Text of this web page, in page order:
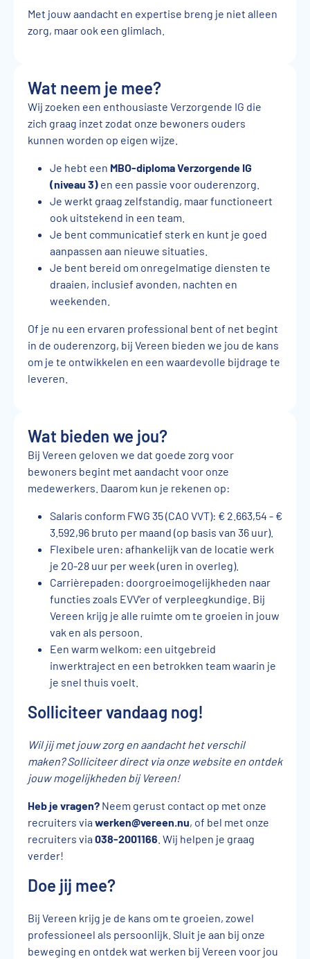
Met jouw aandacht en expertise breng je niet alleen
zorg, maar ook een glimlach.
Wat neem je mee?
Wij zoeken een enthousiaste Verzorgende IG die
zich graag inzet zodat onze bewoners ouders
kunnen worden op eigen wijze.
Je hebt een MBO-diploma Verzorgende IG
(niveau 3) en een passie voor ouderenzorg.
Je werkt graag zelfstandig, maar functioneert
ook uitstekend in een team.
Je bent communicatief sterk en kunt je goed
aanpassen aan nieuwe situaties.
Je bent bereid om onregelmatige diensten te
draaien, inclusief avonden, nachten en
weekenden.
Of je nu een ervaren professional bent of net begint
in de ouderenzorg, bij Vereen bieden we jou de kans
om je te ontwikkelen en een waardevolle bijdrage te
leveren.
Wat bieden we jou?
Bij Vereen geloven we dat goede zorg voor
bewoners begint met aandacht voor onze
medewerkers. Daarom kun je rekenen op:
Salaris conform FWG 35 (CAO VVT): € 2.663,54 - €
3.592,96 bruto per maand (op basis van 36 uur).
Flexibele uren: afhankelijk van de locatie werk
je 20-28 uur per week (uren in overleg).
Carrièrepaden: doorgroeimogelijkheden naar
functies zoals EVV’er of verpleegkundige. Bij
Vereen krijg je alle ruimte om te groeien in jouw
vak en als persoon.
Een warm welkom: een uitgebreid
inwerktraject en een betrokken team waarin je
je snel thuis voelt.
Solliciteer vandaag nog!
Wil jij met jouw zorg en aandacht het verschil
maken? Solliciteer direct via onze website en ontdek
jouw mogelijkheden bij Vereen!
Heb je vragen? Neem gerust contact op met onze
recruiters via werken@vereen.nu, of bel met onze
recruiters via 038-2001166 . Wij helpen je graag
verder!
Doe jij mee?
Bij Vereen krijg je de kans om te groeien, zowel
professioneel als persoonlijk. Sluit je aan bij onze
beweging en ontdek wat werken bij Vereen voor jou